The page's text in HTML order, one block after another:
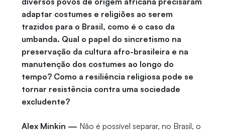
adaptar costumes e religiões ao serem
trazidos para o Brasil, como é o caso da
umbanda. Qual o papel do sincretismo na
preservação da cultura afro-brasileira e na
manutenção dos costumes ao longo do
tempo? Como a resiliência religiosa pode se
tornar resistência contra uma sociedade
excludente?
Alex Minkin — Não é possível separar, no Brasil, o